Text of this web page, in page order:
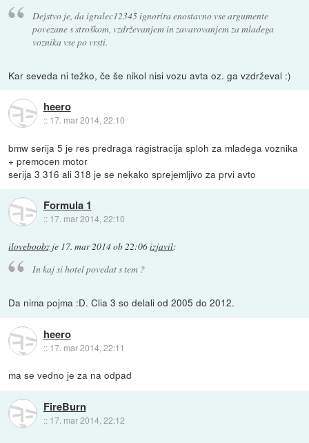
Dejstvo je, da igralec12345 ignorira enostavno vse argumente
povezane s stroškom, vzdrževanjem in zavarovanjem za mladega
voznika vse po vrsti.
Kar seveda ni težko, če še nikol nisi vozu avta oz. ga vzdrževal :)
heero
:: 17. mar 2014, 22:10
bmw serija 5 je res predraga ragistracija sploh za mladega voznika
+ premocen motor
serija 3 316 ali 318 je se nekako sprejemljivo za prvi avto
Formula 1
:: 17. mar 2014, 22:10
iloveboobz je 17. mar 2014 ob 22:06izjavil:
In kaj si hotel povedat s tem ?
Da nima pojma :D. Clia 3 so delali od 2005 do 2012.
heero
:: 17. mar 2014, 22:11
ma se vedno je za na odpad
FireBurn
:: 17. mar 2014, 22:12